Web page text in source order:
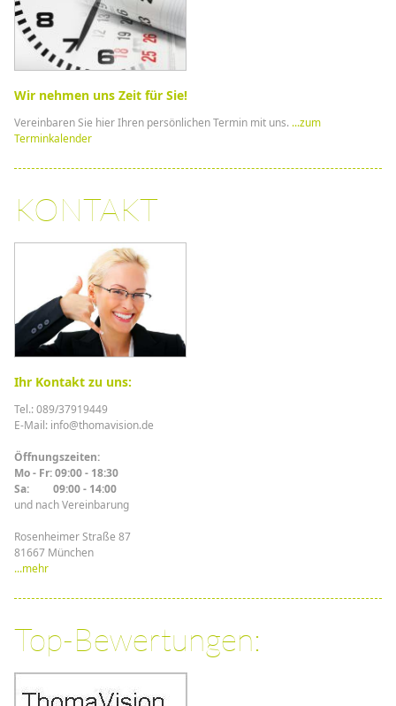
Wir nehmen uns Zeit für Sie!
Vereinbaren Sie hier Ihren persönlichen Termin mit uns. ...zum
Terminkalender
KONTAKT
Ihr Kontakt zu uns:
Tel.: 089/37919449
E-Mail: info@thomavision.de
Öffnungszeiten:
Mo - Fr: 09:00 - 18:30
Sa: 09:00 - 14:00
und nach Vereinbarung
Rosenheimer Straße 87
81667 München
...mehr
Top-Bewertungen: